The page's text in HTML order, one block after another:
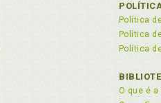
Política
Política
Política
O que é a